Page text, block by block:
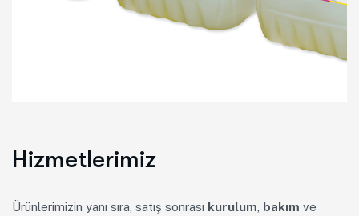
Hizmetlerimiz
Ürünlerimizin yanı sıra, satış sonrası kurulum bakım ve